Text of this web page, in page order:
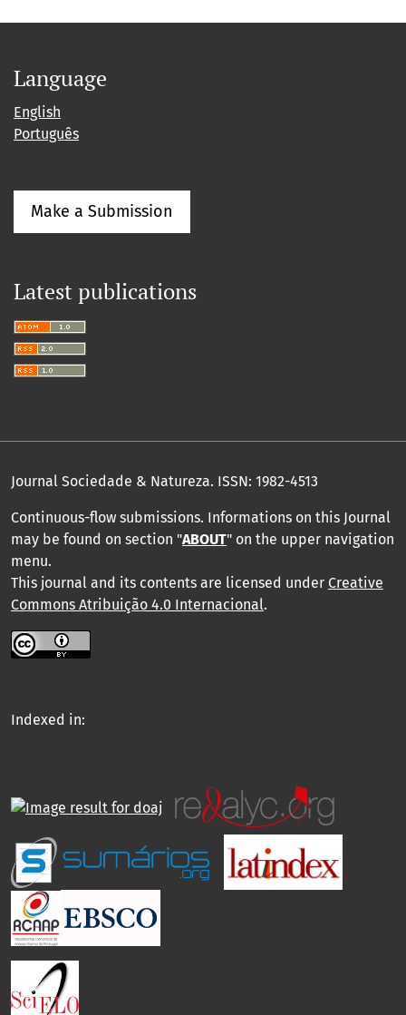
Language
English
Português
Make a Submission
Latest publications
Journal Sociedade & Natureza. ISSN: 1982-4513
Continuous-flow submissions. Informations on this Journal
may be found on section "ABOUT" on the upper navigation
menu.
This journal and its contents are licensed under Creative
Commons Atribuição 4.0 Internacional.
Indexed in: